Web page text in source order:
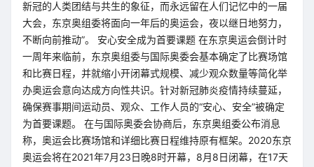
新冠的人类团结与共生的象征，而永远留在人们记忆中的一届
大会，东京奥组委将面向一年后的奥运会，夜以继日地努力，
不断向前推动”。 安心安全成为首要课题 在东京奥运会倒计时
一周年来临前，东京奥组委与国际奥委会基本确定了比赛场馆
和比赛日程，并就缩小开闭幕式规模、减少观众数量等简化举
办奥运会意向达成方向性共识。针对新冠肺炎疫情持续蔓延，
确保赛事期间运动员、观众、工作人员的“安心、安全”被确定
为首要课题。 在与国际奥委会协商后，东京奥组委公布消息
称，奥运会比赛场馆和详细比赛日程维持原有框架。2020东京
奥运会将在2021年7月23日晚8时开幕，8月8日闭幕，在17天